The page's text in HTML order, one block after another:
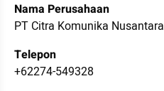
Nama Perusahaan
PT Citra Komunika Nusantara
Telepon
+62274-549328